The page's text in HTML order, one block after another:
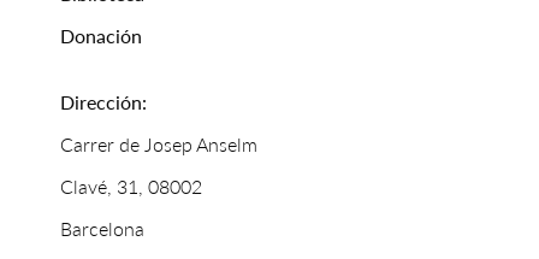
Donación
Dirección:
Carrer de Josep Anselm
Clavé, 31, 08002
Barcelona